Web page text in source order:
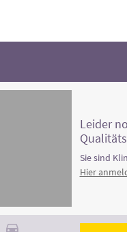
Leider
Sie sind
Hier